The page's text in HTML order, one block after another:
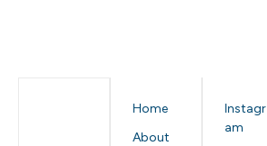
Home
About
Instagr
am